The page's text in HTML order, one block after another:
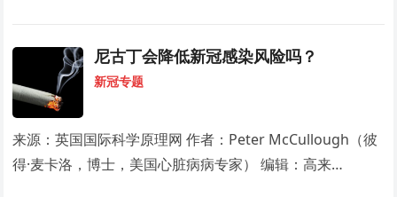
尼古丁会降低新冠感染风险吗？
新冠专题
来源：英国国际科学原理网 作者：Peter McCullough（彼
得·麦卡洛，博士，美国心脏病病专家） 编辑：高来…